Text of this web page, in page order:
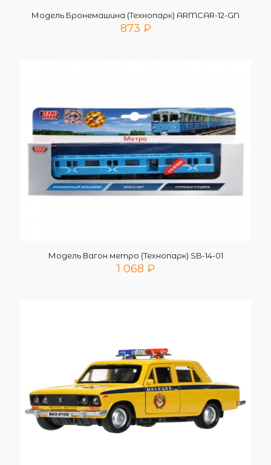
Модель Бронемашина (Технопарк) ARMCAR-12-GN
873 ₽
Модель Вагон метро (Технопарк) SB-14-01
1 068 ₽